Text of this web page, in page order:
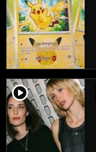
player2